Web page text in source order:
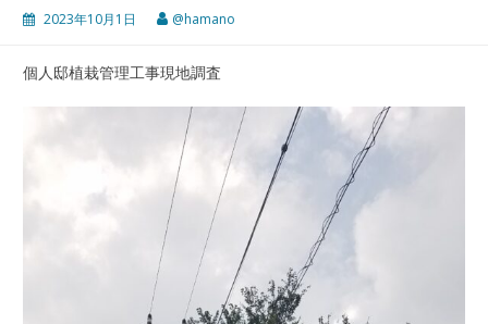
2023年10月1日 @hamano
個人邸植栽管理工事現地調査